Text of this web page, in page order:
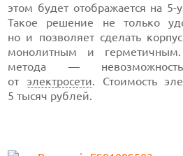
этом будет отображается на 5-
Такое решение не только
но и позволяет сделать
монолитным и герметичным.
метода —
от электросети. Стоимость
5 тысяч рублей.